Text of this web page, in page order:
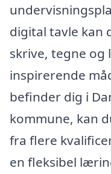
digital tavle kan
skrive, tegne og
inspirerende
befinder dig i
kommune, kan
fra flere
en fleksibel